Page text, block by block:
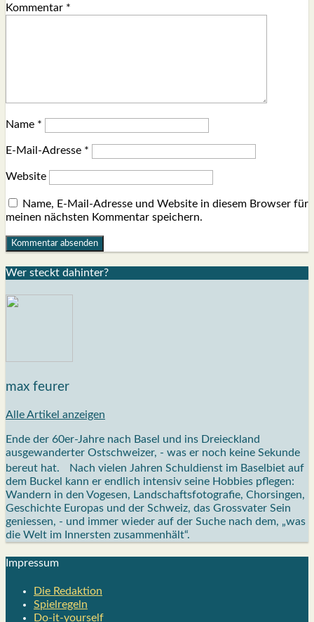
Kommentar *
Name *
E-Mail-Adresse *
Website
Name, E-Mail-Adresse und Website in diesem Browser für
meinen nächsten Kommentar speichern.
Wer steckt dahin­ter?
max feurer
Alle Artikel anzeigen
Ende der 60er-Jahre nach Basel und ins Dreieckland
ausgewanderter Ostschweizer, - was er noch keine Sekunde
bereut hat. Nach vielen Jahren Schuldienst im Baselbiet auf
dem Buckel kann er endlich intensiv seine Hobbies pflegen:
Wandern in den Vogesen, Landschaftsfotografie, Chorsingen,
Geschichte Europas und der Schweiz, das Grossvater Sein
geniessen, - und immer wieder auf der Suche nach dem, „was
die Welt im Innersten zusammenhält“.
Impres­sum
Die Redak­ti­on
Spiel­re­geln
Do-it-your­s­elf